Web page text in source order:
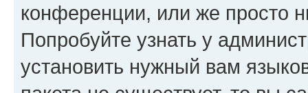
конференции, или же просто
Попробуйте узнать у
установить нужный вам